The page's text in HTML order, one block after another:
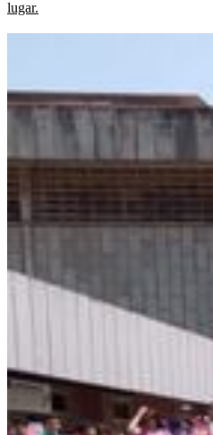
lugar.